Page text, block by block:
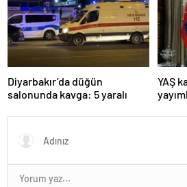
Diyarbakır’da düğün
salonunda kavga: 5 yaralı
YAŞ